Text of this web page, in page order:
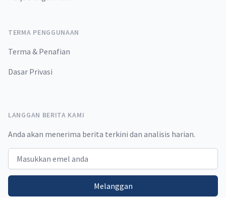
TERMA PENGGUNAAN
Terma & Penafian
Dasar Privasi
LANGGAN BERITA KAMI
Anda akan menerima berita terkini dan analisis harian.
Email address
Melanggan